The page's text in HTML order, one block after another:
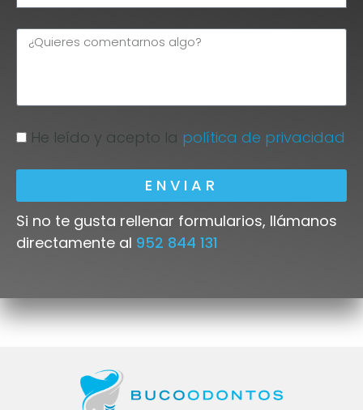
He leído y acepto la política de privacidad
ENVIAR
Si no te gusta rellenar formularios, llámanos
directamente al 952 844 131